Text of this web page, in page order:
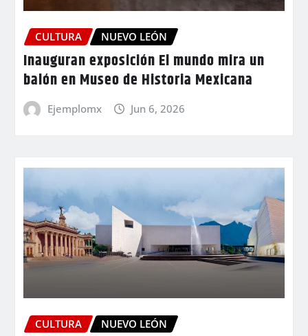
CULTURA NUEVO LEÓN
Inauguran exposición El mundo mira un
balón en Museo de Historia Mexicana
Ejemplomx Jun 6, 2026
CULTURA NUEVO LEÓN